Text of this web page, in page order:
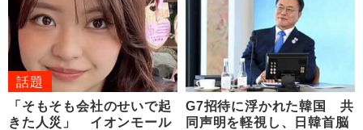
話題
「そもそも会社のせいで起
きた人災」 イオンモール
G7招待に浮かれた韓国 共
同声明を軽視し、日韓首脳